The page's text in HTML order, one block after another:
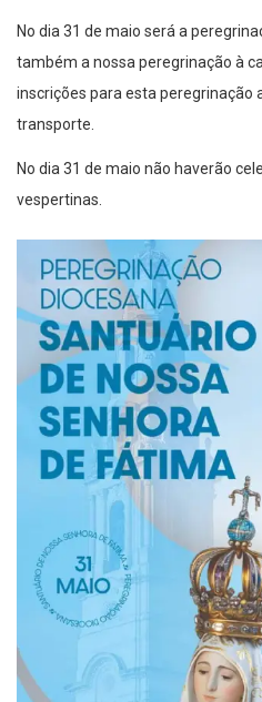
No dia 31 de maio será a
também a nossa peregrinação à
inscrições para esta peregrinação
transporte.
No dia 31 de maio não haverão
vespertinas.